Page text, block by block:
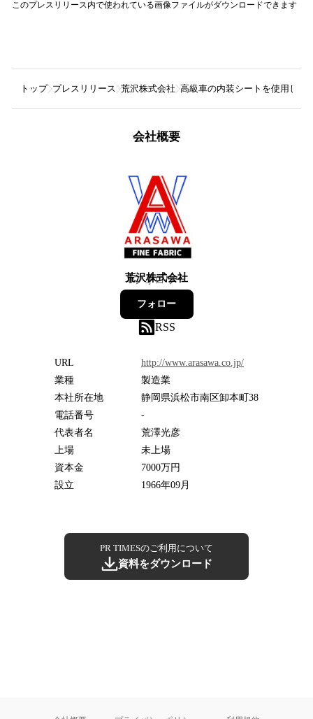
このプレスリリース内で使われている画像ファイルがダウンロードできます
トップ プレスリリース 荒沢株式会社 高級車の内装シートを使用した
会社概要
荒沢株式会社
0フォロワー
フォロー
RSS
URL
http://www.arasawa.co.jp/
業種
製造業
本社所在地
静岡県浜松市南区卸本町38
電話番号
-
代表者名
荒澤光彦
上場
未上場
資本金
7000万円
設立
1966年09月
PR TIMESのご利用について
資料をダウンロード